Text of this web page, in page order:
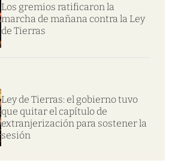
Los gremios ratificaron la
marcha de mañana contra la Ley
de Tierras
Ley de Tierras: el gobierno tuvo
que quitar el capítulo de
extranjerización para sostener la
sesión